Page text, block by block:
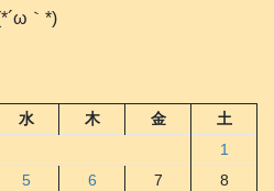
｀*)
水 木 金
土
1
5 6 7
8